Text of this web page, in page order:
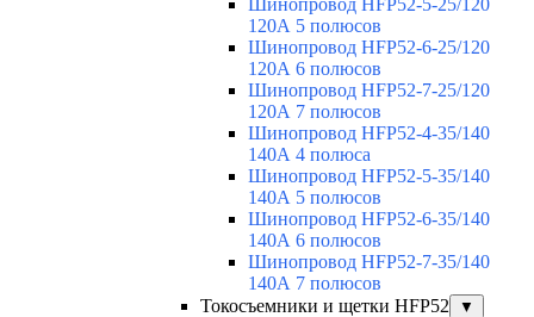
120А 5 полюсов
Шинопровод HFP52-6-25/120
120А 6 полюсов
Шинопровод HFP52-7-25/120
120А 7 полюсов
Шинопровод HFP52-4-35/140
140А 4 полюса
Шинопровод HFP52-5-35/140
140А 5 полюсов
Шинопровод HFP52-6-35/140
140А 6 полюсов
Шинопровод HFP52-7-35/140
140А 7 полюсов
Токосъемники и щетки HFP52
▼